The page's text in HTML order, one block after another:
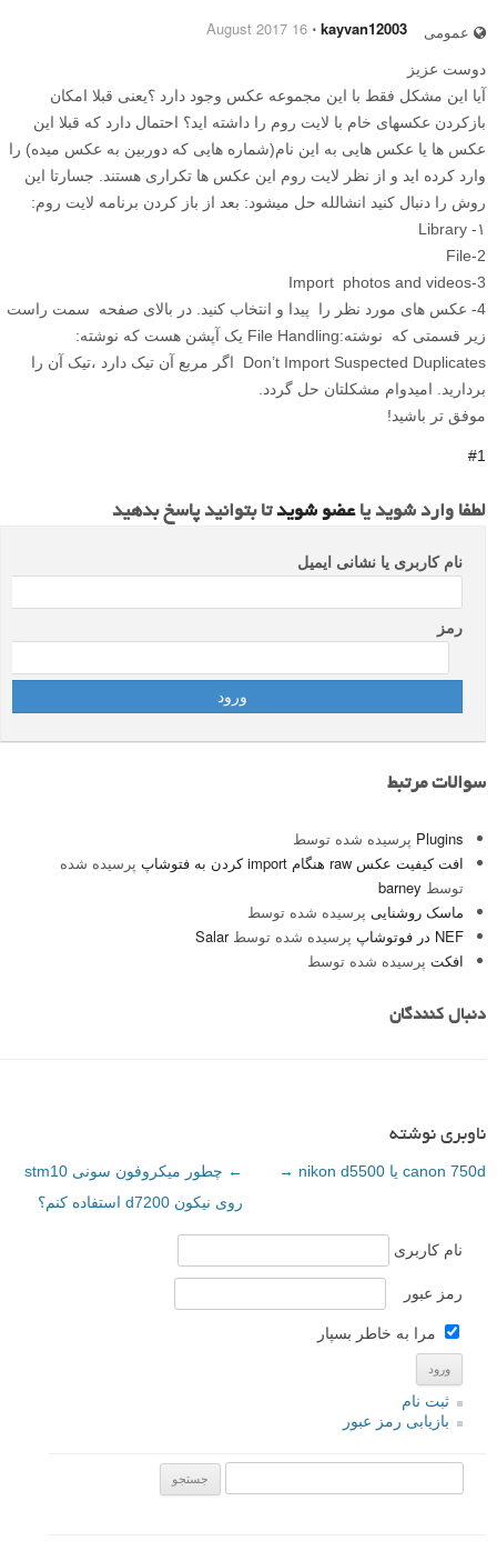
عمومی kayvan12003
⋅
16 August 2017
دوست عزیز
آیا این مشکل فقط با این مجموعه عکس وجود دارد ؟یعنی قبلا امکان
بازکردن عکسهای خام با لایت روم را داشته اید؟ احتمال دارد که قبلا این
عکس ها یا عکس هایی به این نام(شماره هایی که دوربین به عکس میده) را
وارد کرده اید و از نظر لایت روم این عکس ها تکراری هستند. جسارتا این
روش را دنبال کنید انشالله حل میشود: بعد از باز کردن برنامه لایت روم:
۱- Library
2-File
3-Import photos and videos
4- عکس های مورد نظر را پیدا و انتخاب کنید. در بالای صفحه سمت راست
زیر قسمتی که نوشته:File Handling یک آپشن هست که نوشته:
Don’t Import Suspected Duplicates اگر مربع آن تیک دارد ،تیک آن را
بردارید. امیدوام مشکلتان حل گردد.
موفق تر باشید!
#1
لطفا وارد شوید یاعضو شویدتا بتوانید پاسخ بدهید
نام کاربری یا نشانی ایمیل
رمز
سوالات مرتبط
Plugins پرسیده شده توسط
افت کیفیت عکس raw هنگام import کردن به فتوشاپ
پرسیده شده
توسط barney
ماسک روشنایی پرسیده شده توسط
NEF در فوتوشاپ
پرسیده شده توسطSalar
افکت پرسیده شده توسط
دنبال کنندگان
ناوبری نوشته
←
چطور میکروفون سونی stm10
روی نیکون d7200 استفاده کنم؟
canon 750d یا nikon d5500 →
نام کاربری
رمز عبور
مرا به خاطر بسپار
ثبت نام
بازیابی رمز عبور